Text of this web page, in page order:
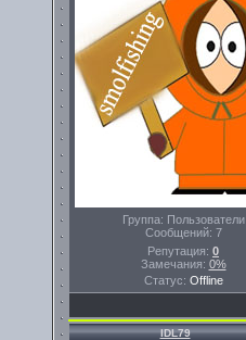
Группа: Пользователи
Сообщений: 7
Репутация: 0
Замечания: 0%
Статус: Offline
IDL79